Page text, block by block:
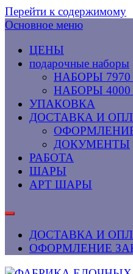
Перейти к содержимому
Основное меню
ЦЕНЫ
подарочные наборы
НАБОРЫ 7970
НАБОРЫ 4000
УПАКОВКА
ДОСТАВКА И
ДОКУМЕНТЫ
РАБОТА
ШАРЫ
АРТ ШАРЫ
ДОСТАВКА И
ОФОРМЛЕНИЕ